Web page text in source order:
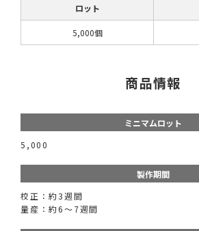
ロット
5,000個
商品情報
ミニマムロット
5,000
製作期間
校正：約3週間
量産：約6～7週間